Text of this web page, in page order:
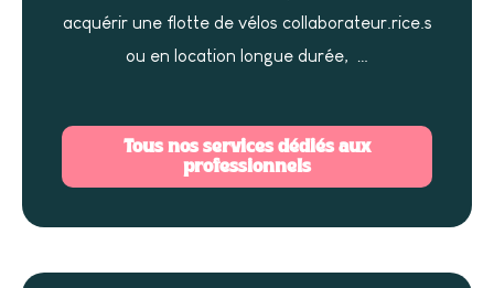
acquérir une flotte de vélos collaborateur.rice.s
ou en location longue durée, …
Tous nos services dédiés aux
professionnels